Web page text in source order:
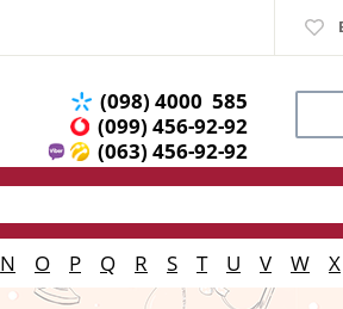
(098) 4000 585
(099) 456-92-92
(063) 456-92-92
N O P Q R S T U V W X